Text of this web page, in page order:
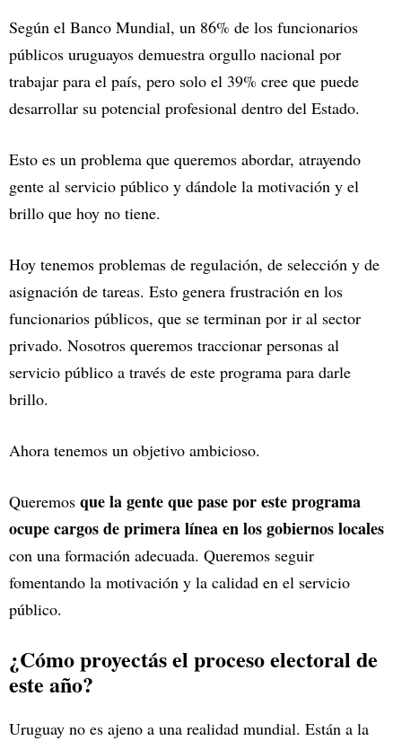
Según el Banco Mundial, un 86% de los funcionarios
públicos uruguayos demuestra orgullo nacional por
trabajar para el país, pero solo el 39% cree que puede
desarrollar su potencial profesional dentro del Estado.
Esto es un problema que queremos abordar, atrayendo
gente al servicio público y dándole la motivación y el
brillo que hoy no tiene.
Hoy tenemos problemas de regulación, de selección y de
asignación de tareas. Esto genera frustración en los
funcionarios públicos, que se terminan por ir al sector
privado. Nosotros queremos traccionar personas al
servicio público a través de este programa para darle
brillo.
Ahora tenemos un objetivo ambicioso.
Queremos que la gente que pase por este programa
ocupe cargos de primera línea en los gobiernos locales
con una formación adecuada. Queremos seguir
fomentando la motivación y la calidad en el servicio
público.
¿Cómo proyectás el proceso electoral de
este año?
Uruguay no es ajeno a una realidad mundial. Están a la